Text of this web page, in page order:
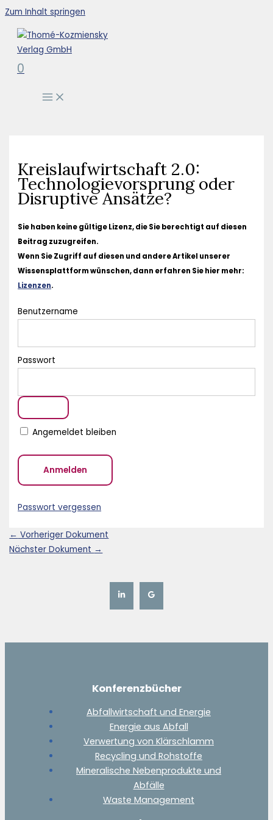
Zum Inhalt springen
0
Kreislaufwirtschaft 2.0:
Technologievorsprung oder
Disruptive Ansätze?
Sie haben keine gültige Lizenz, die Sie berechtigt auf diesen
Beitrag zuzugreifen.
Wenn Sie Zugriff auf diesen und andere Artikel unserer
Wissensplattform wünschen, dann erfahren Sie hier mehr:
Lizenzen.
Benutzername
Passwort
Angemeldet bleiben
Passwort vergessen
← Vorheriger Dokument
Nächster Dokument →
Konferenzbücher
Abfallwirtschaft und Energie
Energie aus Abfall
Verwertung von Klärschlamm
Recycling und Rohstoffe
Mineralische Nebenprodukte und
Abfälle
Waste Management